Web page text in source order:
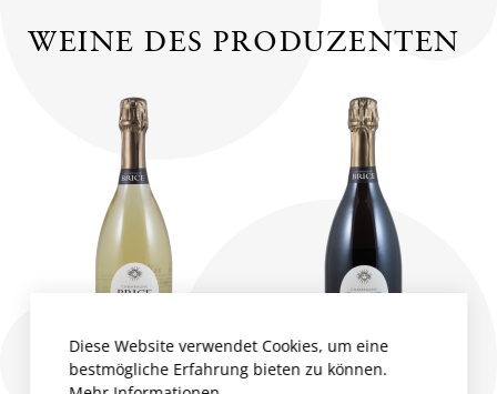
WEINE DES PRODUZENTEN
Diese Website verwendet Cookies, um eine
bestmögliche Erfahrung bieten zu können.